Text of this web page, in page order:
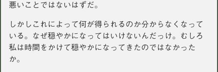
悪いことではないはずだ。
しかしこれによって何が得られるのか分からなくなって
いる。なぜ穏やかになってはいけないんだっけ。むしろ
私は時間をかけて穏やかになってきたのではなかった
か。